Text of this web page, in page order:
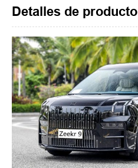
Detalles de producto